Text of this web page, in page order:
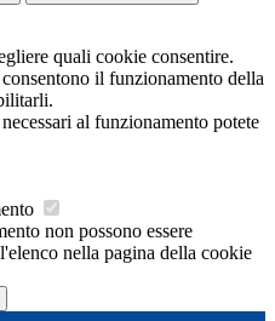
quali cookie consentire.
il funzionamento della
al funzionamento potete
non possono essere
nella pagina della cookie